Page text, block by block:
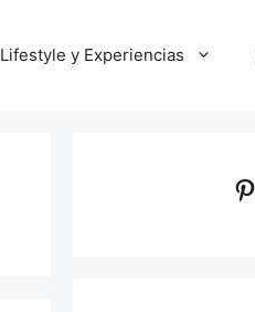
Lifestyle y Experiencias